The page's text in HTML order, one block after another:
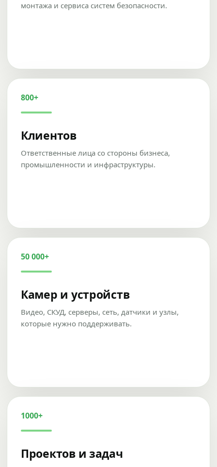
монтажа и сервиса систем безопасности.
800+
Клиентов
Ответственные лица со стороны бизнеса,
промышленности и инфраструктуры.
50 000+
Камер и устройств
Видео, СКУД, серверы, сеть, датчики и узлы,
которые нужно поддерживать.
1000+
Проектов и задач